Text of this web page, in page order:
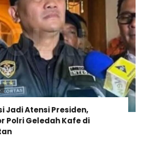
Jadi Atensi Presiden,
Polri Geledah Kafe di